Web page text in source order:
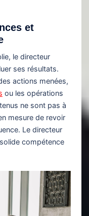
et
le directeur
ses résultats.
actions menées,
ou les opérations
ne sont pas à
mesure de revoir
Le directeur
compétence